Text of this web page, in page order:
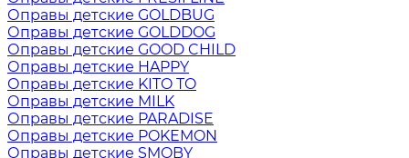
Оправы детские GOLDBUG
Оправы детские GOLDDOG
Оправы детские GOOD CHILD
Оправы детские HAPPY
Оправы детские KITO TO
Оправы детские MILK
Оправы детские PARADISE
Оправы детские POKEMON
Оправы детские SMOBY